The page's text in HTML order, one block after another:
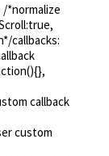
*normalize
callbacks:
callback
custom